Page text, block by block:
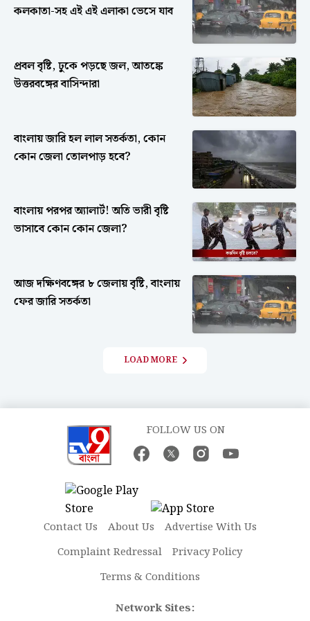
কলকাতা-সহ এই এই এলাকা ভেসে যাব
প্রবল বৃষ্টি, ঢুকে পড়ছে জল, আতঙ্কে
উত্তরবঙ্গের বাসিন্দারা
বাংলায় জারি হল লাল সতর্কতা, কোন
কোন জেলা তোলপাড় হবে?
বাংলায় পরপর অ্যালার্ট! অতি ভারী বৃষ্টি
ভাসাবে কোন কোন জেলা?
আজ দক্ষিণবঙ্গের ৮ জেলায় বৃষ্টি, বাংলায়
ফের জারি সতর্কতা
LOAD MORE
FOLLOW US ON
Contact Us About Us
Advertise With Us
Complaint Redressal
Privacy Policy
Terms & Conditions
Network Sites: